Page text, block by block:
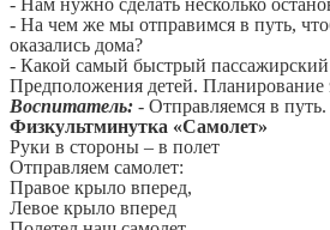
- Нам нужно сделать несколько
- На чем же мы отправимся в путь,
оказались дома?
- Какой самый быстрый пассажирский
Предположения детей. Планирование
Воспитатель: - Отправляемся в путь.
Физкультминутка «Самолет»
Руки в стороны – в полет
Отправляем самолет:
Правое крыло вперед,
Левое крыло вперед